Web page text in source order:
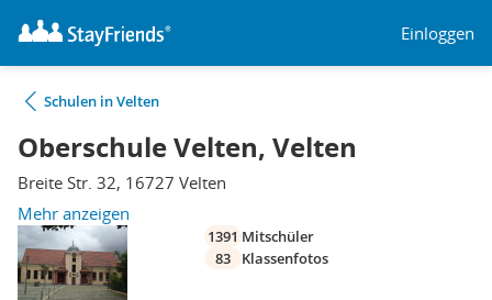
Einloggen
Schulen in Velten
Oberschule Velten, Velten
Breite Str. 32, 16727 Velten
Mehr anzeigen
1391 Mitschüler
83
Klassenfotos